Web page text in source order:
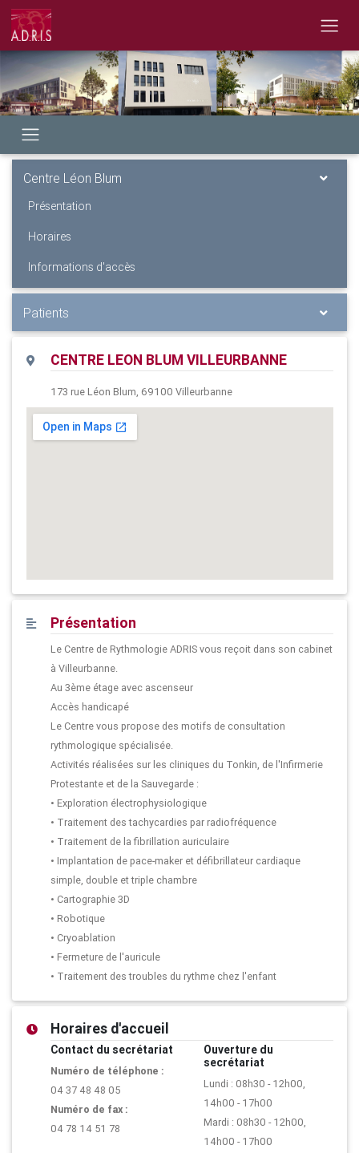
Centre Léon Blum
Présentation
Horaires
Informations d'accès
Patients
CENTRE LEON BLUM VILLEURBANNE
173 rue Léon Blum, 69100 Villeurbanne
Présentation
Le Centre de Rythmologie ADRIS vous reçoit dans son cabinet
à Villeurbanne.
Au 3ème étage avec ascenseur
Accès handicapé
Le Centre vous propose des motifs de consultation
rythmologique spécialisée.
Activités réalisées sur les cliniques du Tonkin, de l'Infirmerie
Protestante et de la Sauvegarde :
• Exploration électrophysiologique
• Traitement des tachycardies par radiofréquence
• Traitement de la fibrillation auriculaire
• Implantation de pace-maker et défibrillateur cardiaque
simple, double et triple chambre
• Cartographie 3D
• Robotique
• Cryoablation
• Fermeture de l'auricule
• Traitement des troubles du rythme chez l'enfant
Horaires d'accueil
Contact du secrétariat
Numéro de téléphone :
04 37 48 48 05
Numéro de fax :
04 78 14 51 78
Ouverture du
secrétariat
Lundi : 08h30 - 12h00,
14h00 - 17h00
Mardi : 08h30 - 12h00,
14h00 - 17h00